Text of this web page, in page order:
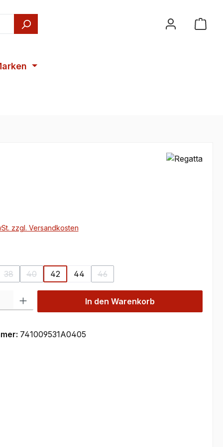
zzgl. Versandkosten
ist zurzeit nicht verfügbar.)
Option ist zurzeit nicht verfügbar.)
38
(Diese Option ist zurzeit nicht verfügbar.)
40
(Diese Option ist zurzeit nicht verfügbar.)
42 44 46
(Diese Option ist zurzeit nicht
In den Warenkorb
741009531A0405